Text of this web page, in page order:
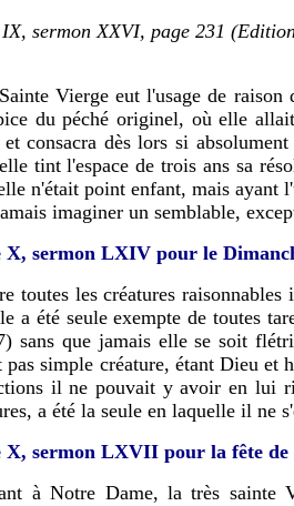
IX, sermon XXVI, page 231
Vierge eut l'usage de
du péché originel, où elle
et consacra dès lors si
tint l'espace de trois ans sa
n'était point enfant, mais ayant
imaginer un semblable,
X, sermon LXIV pour le
toutes les créatures
a été seule exempte de toutes
sans que jamais elle se soit
pas simple créature, étant Dieu et
il ne pouvait y avoir en lui
a été la seule en laquelle il ne
X, sermon LXVII pour la fête de
à Notre Dame, la très sainte